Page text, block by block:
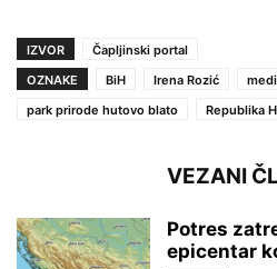
IZVOR
Čapljinski portal
OZNAKE
BiH Irena Rozić
park prirode hutovo blato
Republika
VEZANI
Potres
epicentar